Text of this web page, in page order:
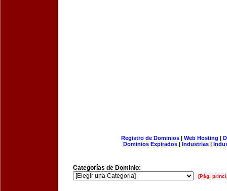
Registro de Dominios| Web Hosting |
Dominios Expirados | Industrias |
Categorías de Dominio:
[Pág.